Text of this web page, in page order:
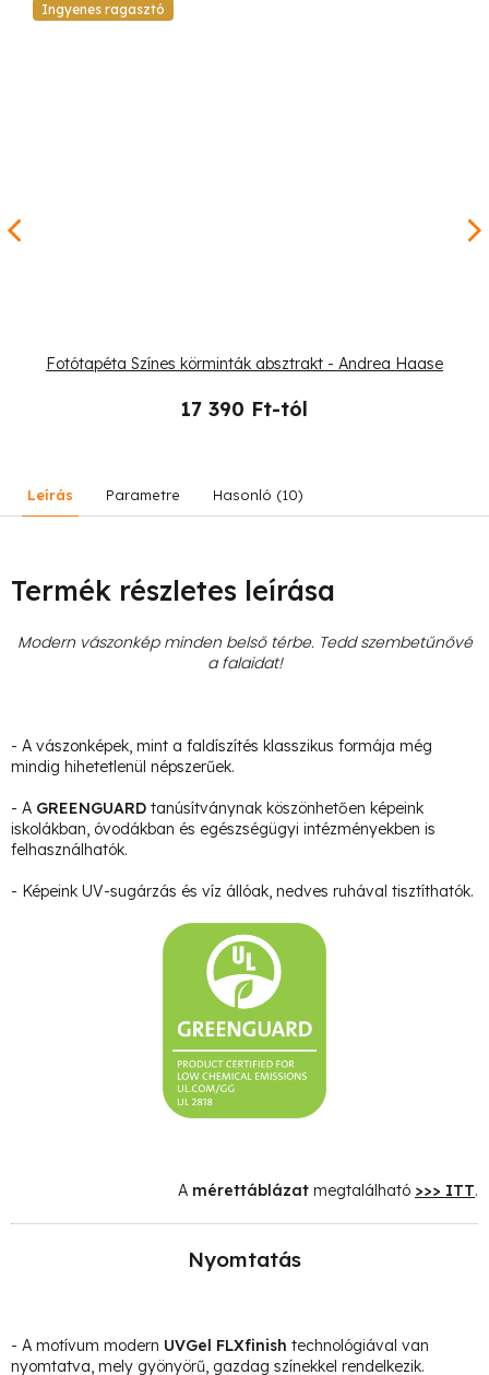
Ingyenes ragasztó
Fotótapéta Színes körminták absztrakt - Andrea Haase
17 390 Ft-tól
Leírás Parametre Hasonló (10)
Termék részletes leírása
Modern vászonkép minden belső térbe. Tedd szembetűnővé
a falaidat!
- A vászonképek, mint a faldíszítés klasszikus formája még
mindig hihetetlenül népszerűek.
- A GREENGUARD tanúsítványnak köszönhetően képeink
iskolákban, óvodákban és egészségügyi intézményekben is
felhasználhatók.
- Képeink UV-sugárzás és víz állóak, nedves ruhával tisztíthatók.
A mérettáblázat megtalálható >>> ITT.
Nyomtatás
- A motívum modern UVGel FLXfinish technológiával van
nyomtatva, mely gyönyörű, gazdag színekkel rendelkezik.